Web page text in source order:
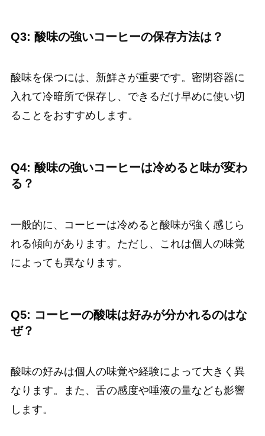
Q3: 酸味の強いコーヒーの保存方法は？
酸味を保つには、新鮮さが重要です。密閉容器に
入れて冷暗所で保存し、できるだけ早めに使い切
ることをおすすめします。
Q4: 酸味の強いコーヒーは冷めると味が変わ
る？
一般的に、コーヒーは冷めると酸味が強く感じら
れる傾向があります。ただし、これは個人の味覚
によっても異なります。
Q5: コーヒーの酸味は好みが分かれるのはな
ぜ？
酸味の好みは個人の味覚や経験によって大きく異
なります。また、舌の感度や唾液の量なども影響
します。